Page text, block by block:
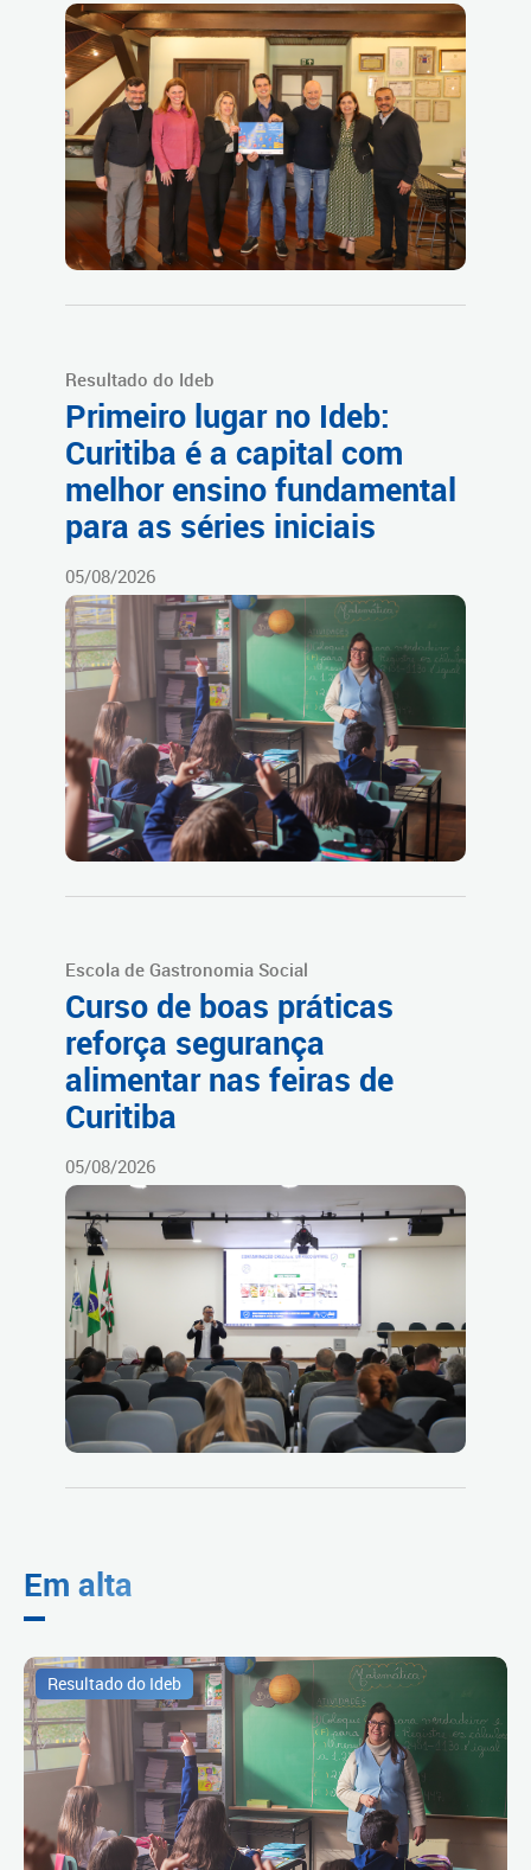
Resultado do Ideb
Primeiro lugar no Ideb:
Curitiba é a capital com
melhor ensino fundamental
para as séries iniciais
05/08/2026
Escola de Gastronomia Social
Curso de boas práticas
reforça segurança
alimentar nas feiras de
Curitiba
05/08/2026
Em alta
Resultado do Ideb